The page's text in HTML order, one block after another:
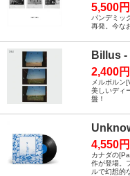
5,500
パンデミッ
再発。今な
Billus
2,400
メルボルン
美しいディ
盤！
4,550
カナダの
作が登場。
ルで幻想的